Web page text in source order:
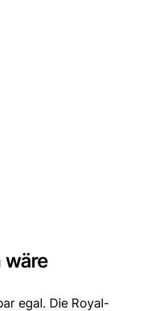
wäre
egal. Die Royal-